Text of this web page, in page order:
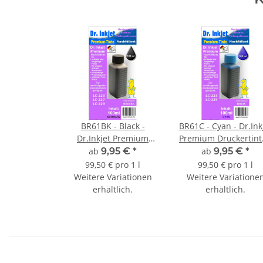
BR61BK - Black -
Dr.Inkjet Premium
Druckertinte /
Nachfülltinte für
Brother
Druckerpatronen für
ab 9,95 € *
99,50 € pro 1 l
Weitere Variationen
erhältlich.
BR61C - Cyan -
Premium
Nachfülltinte für
Brother
Druckerpatronen
LC-221 / LC-223 / LC-
ab 9,95 € *
99,50 € pro 1 l
Weitere
erhältlich.